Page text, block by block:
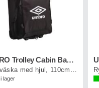
UMBRO Trolley Cabin Bag Svart
i lager